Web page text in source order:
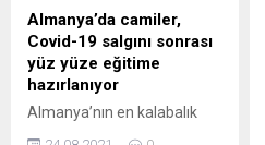
kapsamlı baskılı arşivini
bünyesine kattı. Kurucusu ve
yayıncısı Mustafa
Bozdurgut yönetimindeki
Yeni Posta’nın 1992’den
bugüne uzanan kâğıt
Almanya’da camiler,
Covid-19 salgını sonrası
yüz yüze eğitime
hazırlanıyor
Almanya’nın en kalabalık